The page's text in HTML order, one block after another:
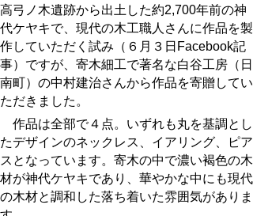
高弓ノ木遺跡から出土した約2,700年前の神
代ケヤキで、現代の木工職人さんに作品を製
作していただく試み（６月３日 Facebook記
事）ですが、寄木細工で著名な白谷工房（日
南町）の中村建治さんから作品を寄贈してい
ただきました。
作品は全部で４点。いずれも丸を基調とし
たデザインのネックレス、イアリング、ピア
スとなっています。寄木の中で濃い褐色の木
材が神代ケヤキであり、華やかな中にも現代
の木材と調和した落ち着いた雰囲気がありま